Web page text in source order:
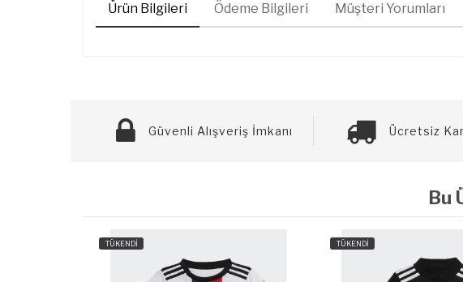
Ürün Bilgileri Ödeme Bilgileri Müşteri Yorumları
Güvenli Alışveriş İmkanı Ücretsiz
Bu
TÜKENDİ TÜKENDİ